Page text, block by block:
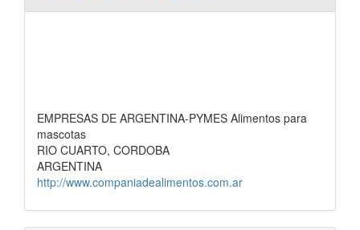
EMPRESAS DE ARGENTINA-PYMES Alimentos para
mascotas
RIO CUARTO, CORDOBA
ARGENTINA
http://www.companiadealimentos.com.ar